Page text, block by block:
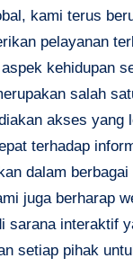
kami terus
pelayanan
kehidupan
salah
akses yang
terhadap
dalam berbagai
juga berharap
sarana interaktif
setiap pihak